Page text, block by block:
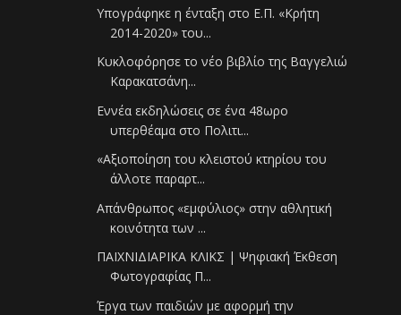
Υπογράφηκε η ένταξη στο Ε.Π. «Κρήτη
2014-2020» του...
Κυκλοφόρησε το νέο βιβλίο της Βαγγελιώ
Καρακατσάνη...
Εννέα εκδηλώσεις σε ένα 48ωρο
υπερθέαμα στο Πολιτι...
«Αξιοποίηση του κλειστού κτηρίου του
άλλοτε παραρτ...
Απάνθρωπος «εμφύλιος» στην αθλητική
κοινότητα των ...
ΠΑΙΧΝΙΔΙΑΡΙΚΑ ΚΛΙΚΣ | Ψηφιακή Έκθεση
Φωτογραφίας Π...
Έργα των παιδιών με αφορμή την